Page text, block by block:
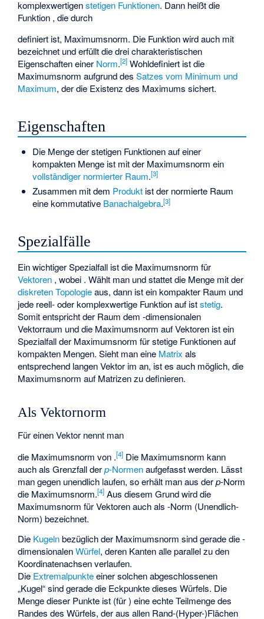
komplexwertigenstetigen Funktionen. Dann heißt die
Funktion , die durch
definiert ist, Maximumsnorm. Die Funktion wird auch mit
bezeichnet und erfüllt die drei charakteristischen
Eigenschaften einer Norm.[2] Wohldefiniert ist die
Maximumsnorm aufgrund desSatzes vom Minimum und
Maximum, der die Existenz des Maximums sichert.
Eigenschaften
Die Menge der stetigen Funktionen auf einer
kompakten Menge ist mit der Maximumsnorm ein
vollständiger normierter Raum.[3]
Zusammen mit dem Produkt ist der normierte Raum
eine kommutative Banachalgebra.[3]
Spezialfälle
Ein wichtiger Spezialfall ist die Maximumsnorm für
Vektoren , wobei . Wählt man und stattet die Menge mit der
diskreten Topologieaus, dann istein kompakter Raum und
jede reell- oder komplexwertige Funktion auf iststetig.
Somit entspricht der Raumdem-dimensionalen
Vektorraum und die Maximumsnorm auf Vektoren ist ein
Spezialfall der Maximumsnorm für stetige Funktionen auf
kompakten Mengen. Sieht man eine Matrix als
entsprechend langen Vektor iman, ist es auch möglich, die
Maximumsnorm auf Matrizen zu definieren.
Als Vektornorm
Für einen Vektor nennt man
die Maximumsnorm von .[4] Die Maximumsnorm kann
auch als Grenzfall derp-Normen aufgefasst werden. Lässt
mangegen unendlich laufen, so erhält man aus derp-Norm
die Maximumsnorm.[4] Aus diesem Grund wird die
Maximumsnorm für Vektoren auch als-Norm (Unendlich-
Norm) bezeichnet.
Die Kugelnbezüglich der Maximumsnorm sind gerade die-
dimensionalenWürfel, deren Kanten alle parallel zu den
Koordinatenachsen verlaufen.
Die Extremalpunkteeiner solchen abgeschlossenen
„Kugel“ sind gerade die Eckpunkte dieses Würfels. Die
Menge dieser Punkte ist (für) eine echte Teilmenge des
Randes des Würfels, der aus allen Rand-(Hyper-)Flächen